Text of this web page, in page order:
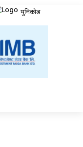
युनिकोड